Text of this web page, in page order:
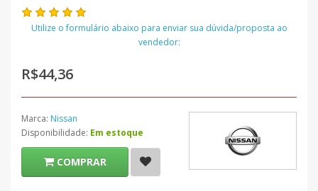
Utilize o formulário abaixo para enviar sua dúvida/proposta ao
vendedor:
R$44,36
Marca: Nissan
Disponibilidade: Em estoque
COMPRAR